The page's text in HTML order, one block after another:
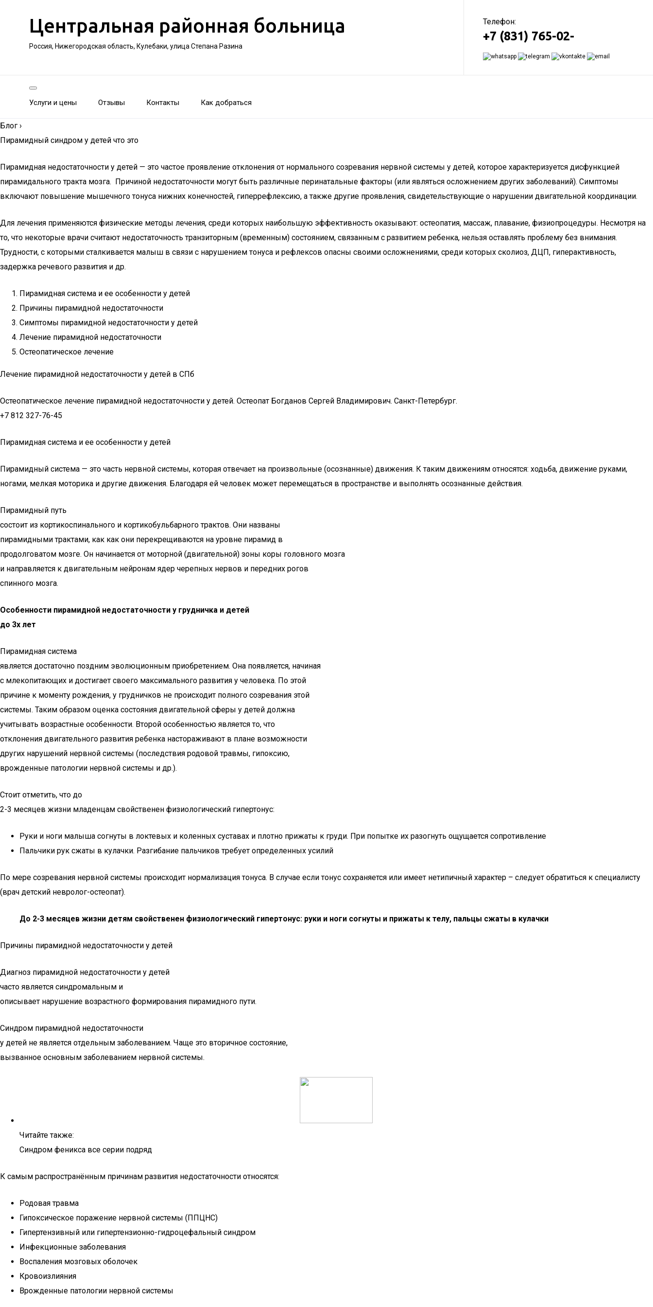
Центральная районная больница
Россия, Нижегородская область, Кулебаки, улица Степана Разина
Телефон:
+7 (831) 765-02-
Услуги и цены Отзывы Контакты Как добраться
Блог ›
Пирамидный синдром у детей что это
Пирамидная недостаточности у детей — это частое проявление отклонения от нормального созревания нервной системы у детей, которое характеризуется дисфункцией
пирамидального тракта мозга. Причиной недостаточности могут быть различные перинатальные факторы (или являться осложнением других заболеваний). Симптомы
включают повышение мышечного тонуса нижних конечностей, гиперрефлексию, а также другие проявления, свидетельствующие о нарушении двигательной координации.
Для лечения применяются физические методы лечения, среди которых наибольшую эффективность оказывают: остеопатия, массаж, плавание, физиопроцедуры. Несмотря на
то, что некоторые врачи считают недостаточность транзиторным (временным) состоянием, связанным с развитием ребенка, нельзя оставлять проблему без внимания.
Трудности, с которыми сталкивается малыш в связи с нарушением тонуса и рефлексов опасны своими осложнениями, среди которых сколиоз, ДЦП, гиперактивность,
задержка речевого развития и др.
Пирамидная система и ее особенности у детей
Причины пирамидной недостаточности
Симптомы пирамидной недостаточности у детей
Лечение пирамидной недостаточности
Остеопатическое лечение
Лечение пирамидной недостаточности у детей в СПб
Остеопатическое лечение пирамидной недостаточности у детей. Остеопат Богданов Сергей Владимирович. Санкт-Петербург.
+7 812 327-76-45
Пирамидная система и ее особенности у детей
Пирамидный система — это часть нервной системы, которая отвечает на произвольные (осознанные) движения. К таким движениям относятся: ходьба, движение руками,
ногами, мелкая моторика и другие движения. Благодаря ей человек может перемещаться в пространстве и выполнять осознанные действия.
Пирамидный путь
состоит из кортикоспинального и кортикобульбарного трактов. Они названы
пирамидными трактами, как как они перекрещиваются на уровне пирамид в
продолговатом мозге. Он начинается от моторной (двигательной) зоны коры головного мозга
и направляется к двигательным нейронам ядер черепных нервов и передних рогов
спинного мозга.
Особенности пирамидной недостаточности у грудничка и детей
до 3х лет
Пирамидная система
является достаточно поздним эволюционным приобретением. Она появляется, начиная
с млекопитающих и достигает своего максимального развития у человека. По этой
причине к моменту рождения, у грудничков не происходит полного созревания этой
системы. Таким образом оценка состояния двигательной сферы у детей должна
учитывать возрастные особенности. Второй особенностью является то, что
отклонения двигательного развития ребенка настораживают в плане возможности
других нарушений нервной системы (последствия родовой травмы, гипоксию,
врожденные патологии нервной системы и др.).
Стоит отметить, что до
2-3 месяцев жизни младенцам свойственен физиологический гипертонус:
Руки и ноги малыша согнуты в локтевых и коленных суставах и плотно прижаты к груди. При попытке их разогнуть ощущается сопротивление
Пальчики рук сжаты в кулачки. Разгибание пальчиков требует определенных усилий
По мере созревания нервной системы происходит нормализация тонуса. В случае если тонус сохраняется или имеет нетипичный характер – следует обратиться к специалисту
(врач детский невролог-остеопат).
До 2-3 месяцев жизни детям свойственен физиологический гипертонус: руки и ноги согнуты и прижаты к телу, пальцы сжаты в кулачки
Причины пирамидной недостаточности у детей
Диагноз пирамидной недостаточности у детей
часто является синдромальным и
описывает нарушение возрастного формирования пирамидного пути.
Синдром пирамидной недостаточности
у детей не является отдельным заболеванием. Чаще это вторичное состояние,
вызванное основным заболеванием нервной системы.
Читайте также:
Синдром феникса все серии подряд
К самым распространённым причинам развития недостаточности относятся:
Родовая травма
Гипоксическое поражение нервной системы (ППЦНС)
Гипертензивный или гипертензионно-гидроцефальный синдром
Инфекционные заболевания
Воспаления мозговых оболочек
Кровоизлияния
Врожденные патологии нервной системы